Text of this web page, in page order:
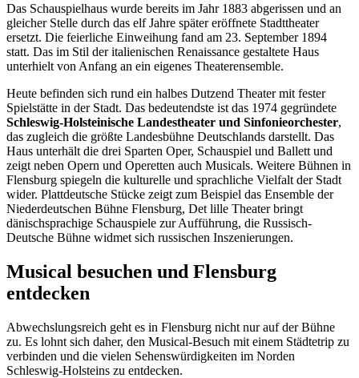
Das Schauspielhaus wurde bereits im Jahr 1883 abgerissen und an
gleicher Stelle durch das elf Jahre später eröffnete Stadttheater
ersetzt. Die feierliche Einweihung fand am 23. September 1894
statt. Das im Stil der italienischen Renaissance gestaltete Haus
unterhielt von Anfang an ein eigenes Theaterensemble.
Heute befinden sich rund ein halbes Dutzend Theater mit fester
Spielstätte in der Stadt. Das bedeutendste ist das 1974 gegründete
Schleswig-Holsteinische Landestheater und Sinfonieorchester,
das zugleich die größte Landesbühne Deutschlands darstellt. Das
Haus unterhält die drei Sparten Oper, Schauspiel und Ballett und
zeigt neben Opern und Operetten auch Musicals. Weitere Bühnen in
Flensburg spiegeln die kulturelle und sprachliche Vielfalt der Stadt
wider. Plattdeutsche Stücke zeigt zum Beispiel das Ensemble der
Niederdeutschen Bühne Flensburg, Det lille Theater bringt
dänischsprachige Schauspiele zur Aufführung, die Russisch-
Deutsche Bühne widmet sich russischen Inszenierungen.
Musical besuchen und Flensburg
entdecken
Abwechslungsreich geht es in Flensburg nicht nur auf der Bühne
zu. Es lohnt sich daher, den Musical-Besuch mit einem Städtetrip zu
verbinden und die vielen Sehenswürdigkeiten im Norden
Schleswig-Holsteins zu entdecken.